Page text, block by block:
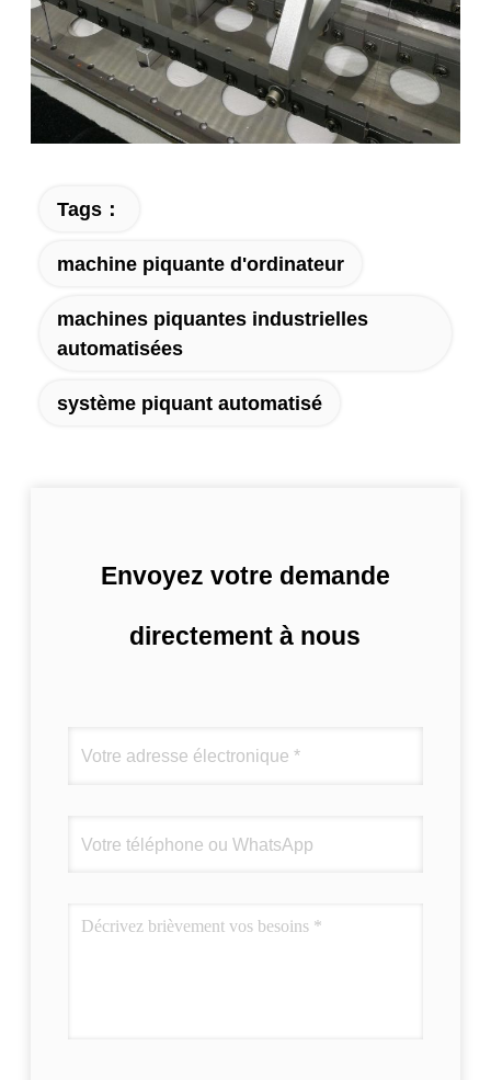
Tags：
machine piquante d'ordinateur
machines piquantes industrielles
automatisées
système piquant automatisé
Envoyez votre demande
directement à nous